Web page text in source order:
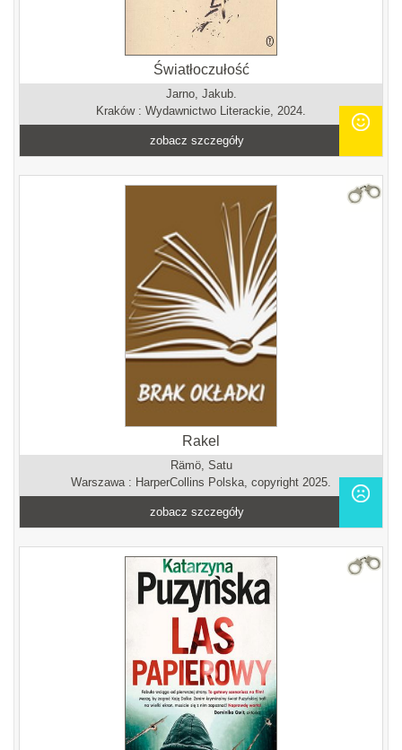
Światłoczułość
Jarno, Jakub.
Kraków : Wydawnictwo Literackie, 2024.
zobacz szczegóły
Rakel
Rämö, Satu
Warszawa : HarperCollins Polska, copyright 2025.
zobacz szczegóły